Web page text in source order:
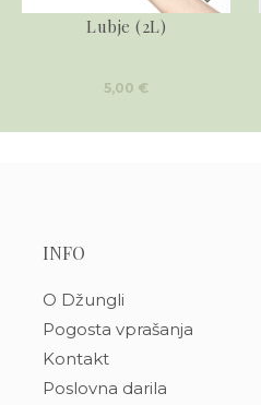
Lubje (2L)
5,00 €
INFO
O Džungli
Pogosta vprašanja
Kontakt
Poslovna darila